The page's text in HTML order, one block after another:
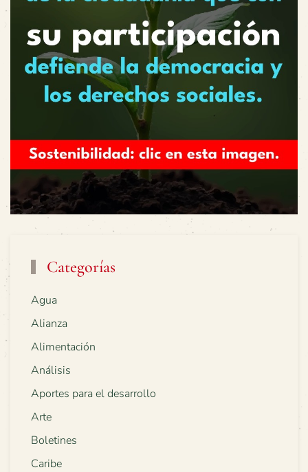
Categorías
Agua
Alianza
Alimentación
Análisis
Aportes para el desarrollo
Arte
Boletines
Caribe